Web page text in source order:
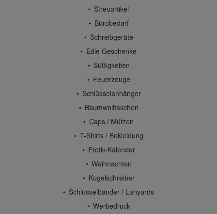
Streuartikel
Bürobedarf
Schreibgeräte
Edle Geschenke
Süßigkeiten
Feuerzeuge
Schlüsselanhänger
Baumwolltaschen
Caps / Mützen
T-Shirts / Bekleidung
Erotik-Kalender
Weihnachten
Kugelschreiber
Schlüsselbänder / Lanyards
Werbedruck